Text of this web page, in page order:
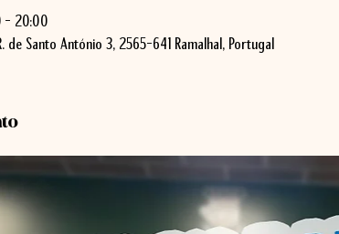
– 20:00
de Santo António 3, 2565-641 Ramalhal, Portugal